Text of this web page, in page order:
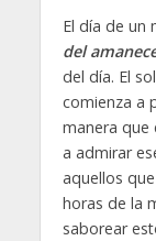
El día de un
del
del día. El
comienza a
manera que
a admirar
aquellos
horas de la
saborear